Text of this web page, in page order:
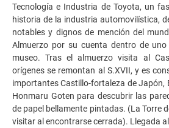
Tecnología e Industria de Toyota, un
historia de la industria automovilística,
notables y dignos de mención del
Almuerzo por su cuenta dentro de
museo. Tras el almuerzo visita al
orígenes se remontan al S.XVII, y es
importantes Castillo-fortaleza de Japón,
Honmaru Goten para descubrir las
de papel bellamente pintadas. (La Torre
visitar al encontrarse cerrada). Llegada